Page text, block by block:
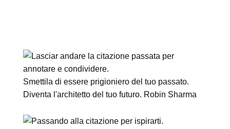
Smettila di essere prigioniero del tuo passato.
Diventa l'architetto del tuo futuro. Robin Sharma